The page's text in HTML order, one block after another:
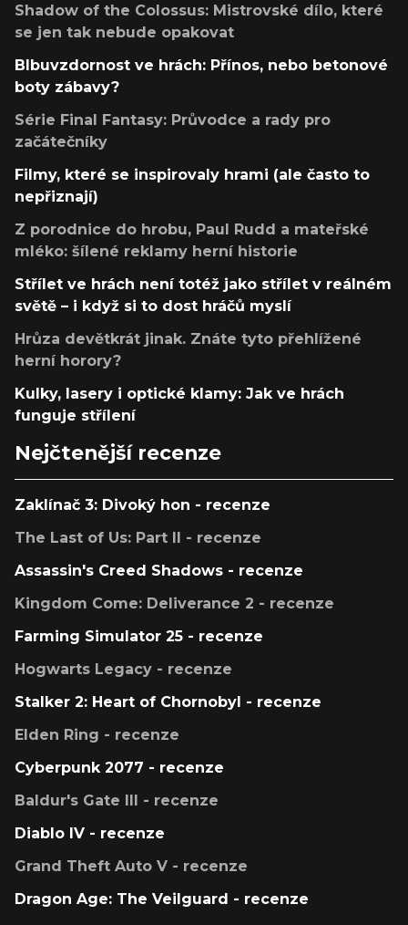
Shadow of the Colossus: Mistrovské dílo, které
se jen tak nebude opakovat
Blbuvzdornost ve hrách: Přínos, nebo betonové
boty zábavy?
Série Final Fantasy: Průvodce a rady pro
začátečníky
Filmy, které se inspirovaly hrami (ale často to
nepřiznají)
Z porodnice do hrobu, Paul Rudd a mateřské
mléko: šílené reklamy herní historie
Střílet ve hrách není totéž jako střílet v reálném
světě – i když si to dost hráčů myslí
Hrůza devětkrát jinak. Znáte tyto přehlížené
herní horory?
Kulky, lasery i optické klamy: Jak ve hrách
funguje střílení
Nejčtenější recenze
Zaklínač 3: Divoký hon - recenze
The Last of Us: Part II - recenze
Assassin's Creed Shadows - recenze
Kingdom Come: Deliverance 2 - recenze
Farming Simulator 25 - recenze
Hogwarts Legacy - recenze
Stalker 2: Heart of Chornobyl - recenze
Elden Ring - recenze
Cyberpunk 2077 - recenze
Baldur's Gate III - recenze
Diablo IV - recenze
Grand Theft Auto V - recenze
Dragon Age: The Veilguard - recenze